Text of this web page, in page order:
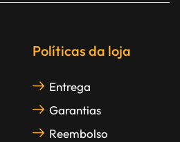
Políticas da loja
Entrega
Garantias
Reembolso